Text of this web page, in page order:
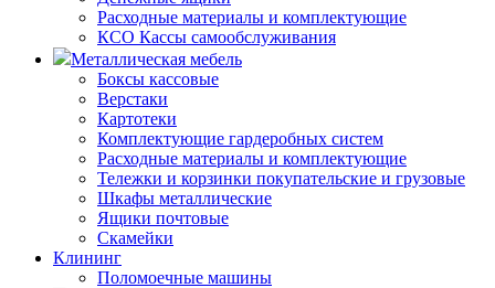
Расходные материалы и комплектующие
КСО Кассы самообслуживания
Металлическая мебель
Боксы кассовые
Верстаки
Картотеки
Комплектующие гардеробных систем
Расходные материалы и комплектующие
Тележки и корзинки покупательские и грузовые
Шкафы металлические
Ящики почтовые
Скамейки
Клининг
Поломоечные машины